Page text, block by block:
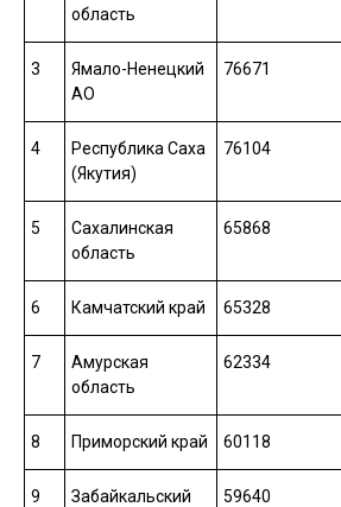
область
3
Ямало-Ненецкий
АО
76671
4
Республика Саха
(Якутия)
76104
5
Сахалинская
область
65868
6 Камчатский край 65328
7
Амурская
область
62334
8 Приморский край 60118
9
Забайкальский
59640